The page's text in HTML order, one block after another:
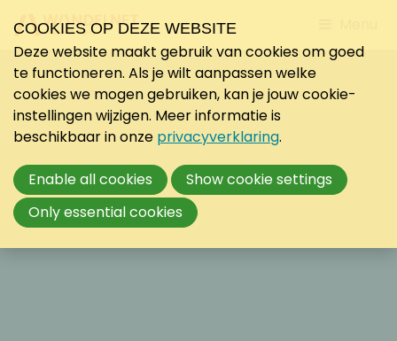
to
COOKIES OP DEZE WEBSITE
Deze website maakt gebruik van cookies om goed
te functioneren. Als je wilt aanpassen welke
cookies we mogen gebruiken, kan je jouw cookie-
instellingen wijzigen. Meer informatie is
beschikbaar in onze privacyverklaring.
Enable all cookies
Show cookie settings
Only essential cookies